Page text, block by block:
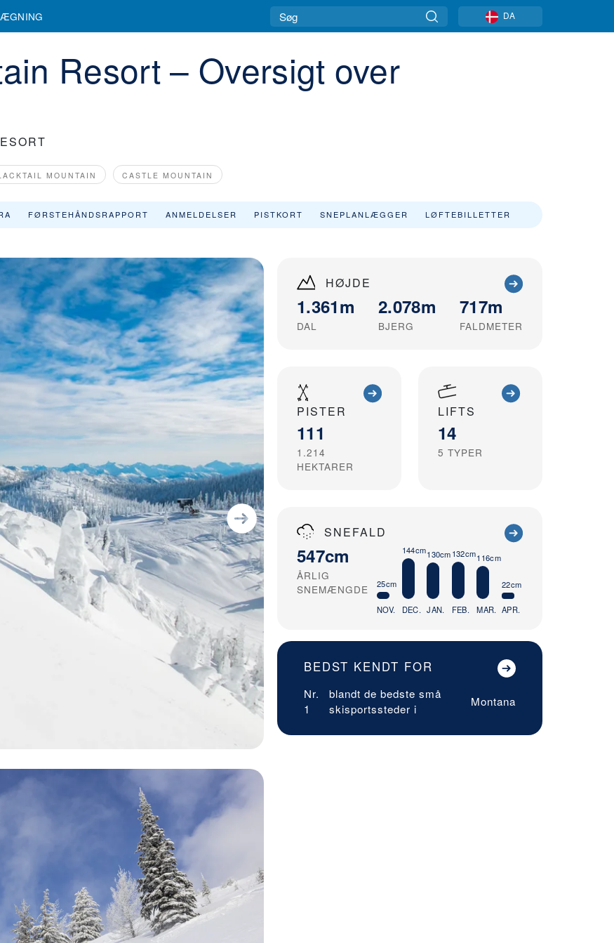
DA
Resort – Oversigt over
MOUNTAIN CASTLE MOUNTAIN
FØRSTEHÅNDSRAPPORT ANMELDELSER PISTKORT SNEPLANLÆGGER LØFTEBILLETTER
HØJDE
1.361m
DAL
2.078m
BJERG
717m
FALDMETER
PISTER
111
1.214
HEKTARER
LIFTS
14
5 TYPER
SNEFALD
547cm
ÅRLIG
SNEMÆNGDE
25cm
NOV.
144cm
DEC.
130cm
JAN.
132cm
FEB.
116cm
MAR.
22cm
APR.
BEDST KENDT FOR
Nr.
1
blandt de bedste små
skisportssteder i
Montana